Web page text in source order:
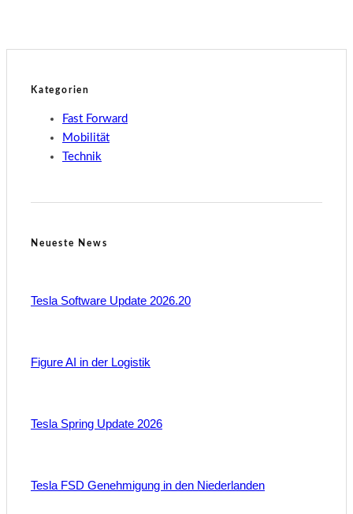
Kategorien
Fast Forward
Mobilität
Technik
Neueste News
Tesla Software Update 2026.20
Figure AI in der Logistik
Tesla Spring Update 2026
Tesla FSD Genehmigung in den Niederlanden